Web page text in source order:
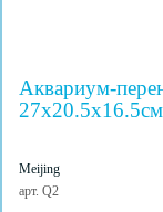
Аквариум-
Meijing
арт. Q2